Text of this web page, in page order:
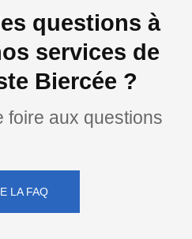
questions à
services de
Biercée ?
foire aux questions
LA FAQ